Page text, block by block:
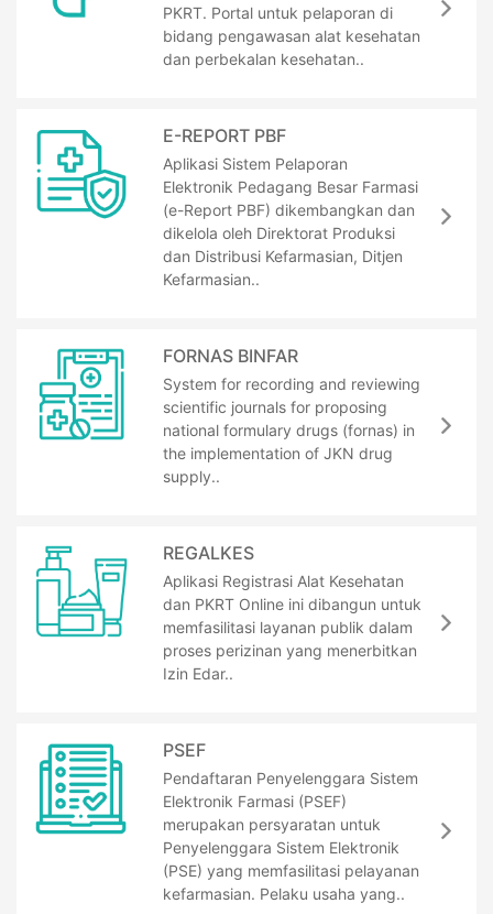
PKRT. Portal untuk pelaporan di
bidang pengawasan alat kesehatan
dan perbekalan kesehatan..
E-REPORT PBF
Aplikasi Sistem Pelaporan
Elektronik Pedagang Besar Farmasi
(e-Report PBF) dikembangkan dan
dikelola oleh Direktorat Produksi
dan Distribusi Kefarmasian, Ditjen
Kefarmasian..
FORNAS BINFAR
System for recording and reviewing
scientific journals for proposing
national formulary drugs (fornas) in
the implementation of JKN drug
supply..
REGALKES
Aplikasi Registrasi Alat Kesehatan
dan PKRT Online ini dibangun untuk
memfasilitasi layanan publik dalam
proses perizinan yang menerbitkan
Izin Edar..
PSEF
Pendaftaran Penyelenggara Sistem
Elektronik Farmasi (PSEF)
merupakan persyaratan untuk
Penyelenggara Sistem Elektronik
(PSE) yang memfasilitasi pelayanan
kefarmasian. Pelaku usaha yang..